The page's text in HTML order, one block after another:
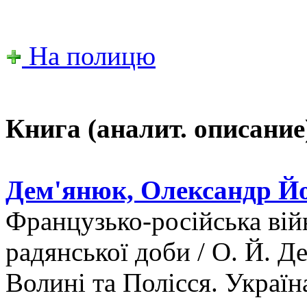
На полицю
Книга (аналит.
Дем'янюк, Олександр
Французько-російська
радянської доби / О. Й.
Волині та Полісся.